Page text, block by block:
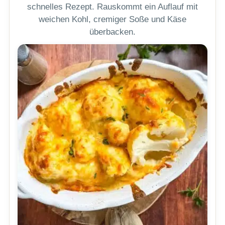
schnelles Rezept. Rauskommt ein Auflauf mit
weichen Kohl, cremiger Soße und Käse
überbacken.